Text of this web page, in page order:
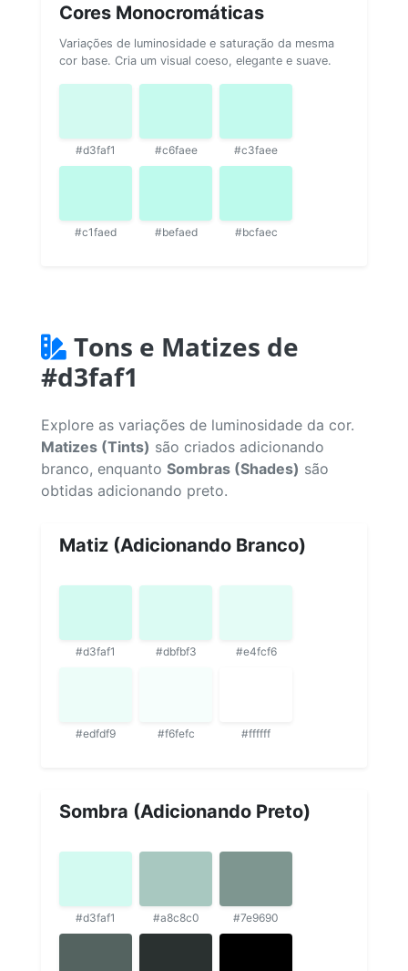
Cores Monocromáticas
Variações de luminosidade e saturação da mesma
cor base. Cria um visual coeso, elegante e suave.
#d3faf1 #c6faee #c3faee
#c1faed #befaed #bcfaec
Tons e Matizes de
#d3faf1
Explore as variações de luminosidade da cor.
Matizes (Tints) são criados adicionando
branco, enquanto Sombras (Shades) são
obtidas adicionando preto.
Matiz (Adicionando Branco)
#d3faf1 #dbfbf3 #e4fcf6
#edfdf9 #f6fefc #ffffff
Sombra (Adicionando Preto)
#d3faf1 #a8c8c0 #7e9690